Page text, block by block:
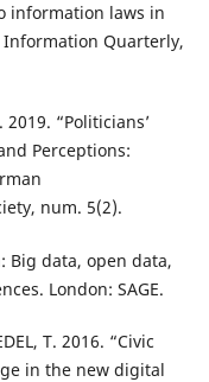
information laws in
Quarterly,
2019. “Politicians’
Perceptions:
num. 5(2).
Big data, open data,
London: SAGE.
T. 2016. “Civic
in the new digital